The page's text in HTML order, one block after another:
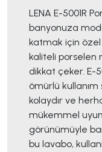
LENA E-5001R
banyonuza
katmak için özel
kaliteli porselen
dikkat çeker. E-
ömürlü
kolaydır ve
mükemmel
görünümüyle
bu lavabo,